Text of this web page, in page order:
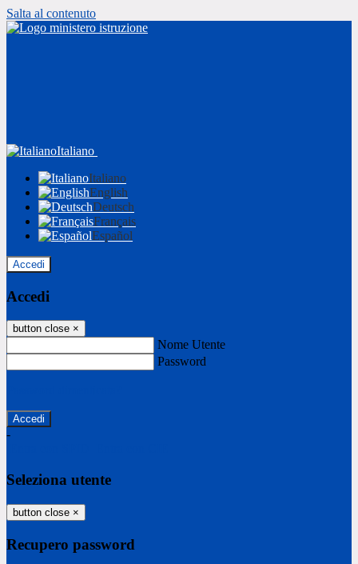
Salta al contenuto
Italiano
Italiano
English
Deutsch
Français
Español
Accedi
Accedi
button close ×
Nome Utente
Password
-
Seleziona utente
button close ×
Recupero password